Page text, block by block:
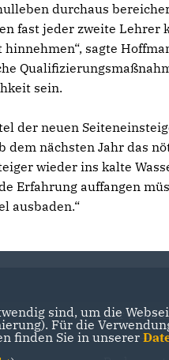
durchaus
fast jeder zweite
sagte
sein.
der neuen
nächsten Jahr das
wieder ins kalte
Erfahrung auffangen
ausbaden.“
Der
sind, um die
Für die
finden Sie in unserer